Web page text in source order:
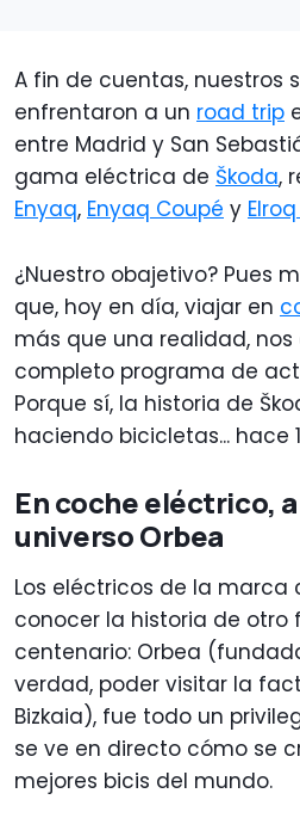
A fin de cuentas, nuestros
enfrentaron a un road trip
entre Madrid y San
gama eléctrica de Škoda,
Enyaq, Enyaq Coupé y Elroq
¿Nuestro obajetivo? Pues
que, hoy en día, viajar en
más que una realidad, nos
completo programa de
Porque sí, la historia de
haciendo bicicletas... hace
En coche eléctrico,
universo Orbea
Los eléctricos de la marca
conocer la historia de
centenario: Orbea
verdad, poder visitar la
Bizkaia), fue todo un
se ve en directo cómo se
mejores bicis del mundo.